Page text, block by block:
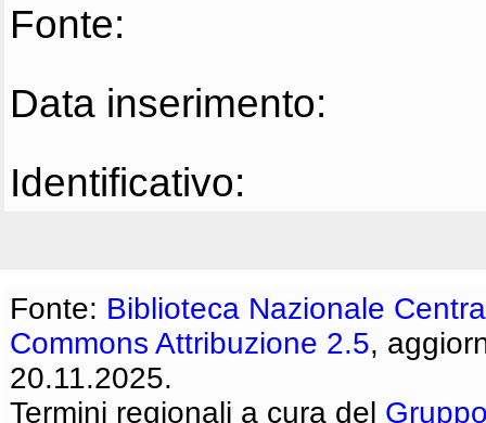
Fonte:
Data inserimento:
Identificativo:
Fonte: Biblioteca Nazionale
Commons Attribuzione 2.5,
20.11.2025.
Termini regionali a cura del